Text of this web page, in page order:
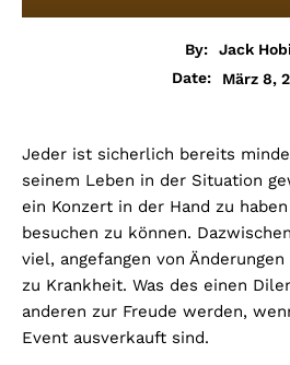
By:
Jack
Date:
März 8,
Jeder ist sicherlich bereits
seinem Leben in der Situation
ein Konzert in der Hand zu
besuchen zu können.
viel, angefangen von
zu Krankheit. Was des einen
anderen zur Freude werden,
Event ausverkauft sind.